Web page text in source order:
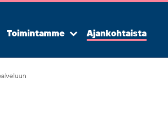
Toimintamme
AvaaAjankohtaista